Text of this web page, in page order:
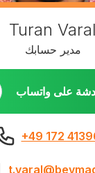
Turan Varal
مدير حسابك
على واتساب
+49 172